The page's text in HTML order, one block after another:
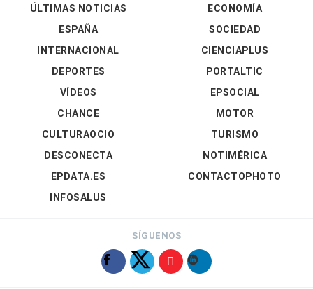
ÚLTIMAS NOTICIAS
ESPAÑA
INTERNACIONAL
DEPORTES
VÍDEOS
ECONOMÍA
SOCIEDAD
CIENCIAPLUS
PORTALTIC
EPSOCIAL
CHANCE
CULTURAOCIO
DESCONECTA
EPDATA.ES
INFOSALUS
MOTOR
TURISMO
NOTIMÉRICA
CONTACTOPHOTO
SÍGUENOS